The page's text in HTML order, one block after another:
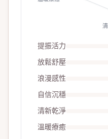
提振活力
放鬆舒壓
浪漫感性
自信沉穩
清新乾淨
溫暖療癒